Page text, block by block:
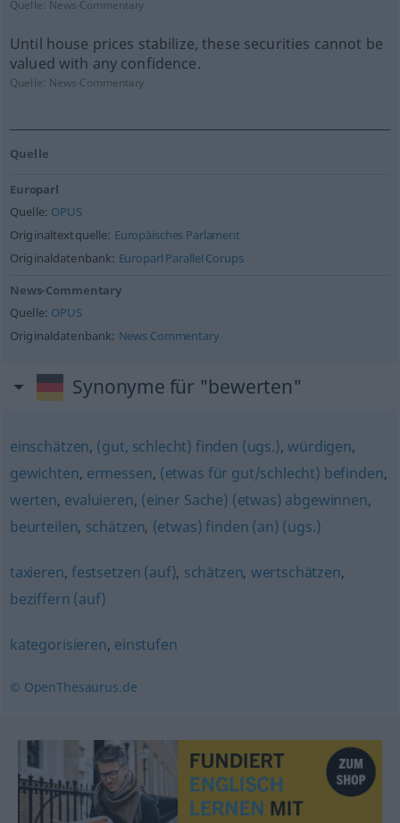
Quelle: News-Commentary
Until house prices stabilize, these securities cannot be
valued with any confidence.
Quelle: News-Commentary
Quelle
Europarl
Quelle: OPUS
Originaltextquelle: Europäisches Parlament
Originaldatenbank: Europarl Parallel Corups
News-Commentary
Quelle: OPUS
Originaldatenbank: News Commentary
Synonyme für "bewerten"
einschätzen, (gut, schlecht) finden (ugs.),würdigen,
gewichten, ermessen, (etwas für gut/schlecht) befinden,
werten, evaluieren, (einer Sache) (etwas) abgewinnen,
beurteilen, schätzen, (etwas) finden (an) (ugs.)
taxieren, festsetzen (auf), schätzen, wertschätzen,
beziffern (auf)
kategorisieren, einstufen
© OpenThesaurus.de